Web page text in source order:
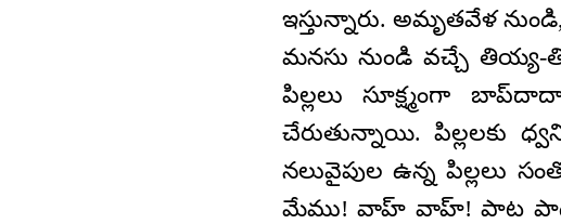
ఇస్తున్నారు. అమృతవేళ
మనసు నుండి వచ్చే
పిల్లలు సూక్ష్మంగా
చేరుతున్నాయి. పిల్లలకు
నలువైపుల ఉన్న పిల్లలు
మేము! వాహ్ వాహ్! పాట